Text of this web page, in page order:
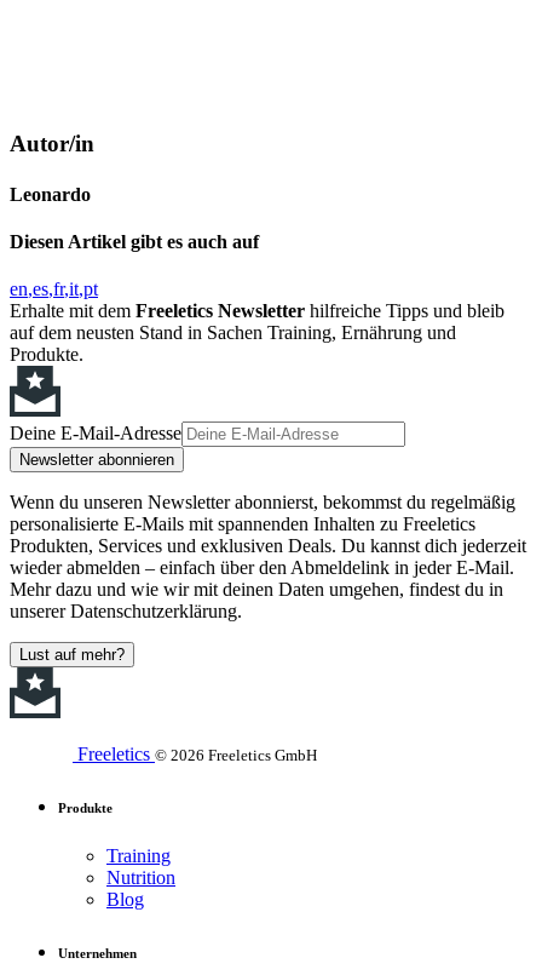
Autor/in
Leonardo
Diesen Artikel gibt es auch auf
en es fr it pt
Erhalte mit dem Freeletics Newsletter hilfreiche Tipps und bleib
auf dem neusten Stand in Sachen Training, Ernährung und
Produkte.
Deine E-Mail-Adresse
Newsletter abonnieren
Wenn du unseren Newsletter abonnierst, bekommst du regelmäßig
personalisierte E-Mails mit spannenden Inhalten zu Freeletics
Produkten, Services und exklusiven Deals. Du kannst dich jederzeit
wieder abmelden – einfach über den Abmeldelink in jeder E-Mail.
Mehr dazu und wie wir mit deinen Daten umgehen, findest du in
unserer Datenschutzerklärung.
Lust auf mehr?
Freeletics © 2026 Freeletics GmbH
Produkte
Training
Nutrition
Blog
Unternehmen